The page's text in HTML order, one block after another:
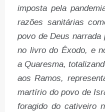
imposta pela
razões sanitárias
povo de Deus
no livro do Êxodo, e
a Quaresma,
aos Ramos,
martírio do povo de
foragido do cativeiro